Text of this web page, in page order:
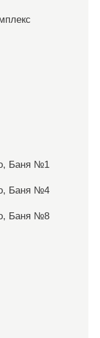
Баня №1
Баня №4
Баня №8